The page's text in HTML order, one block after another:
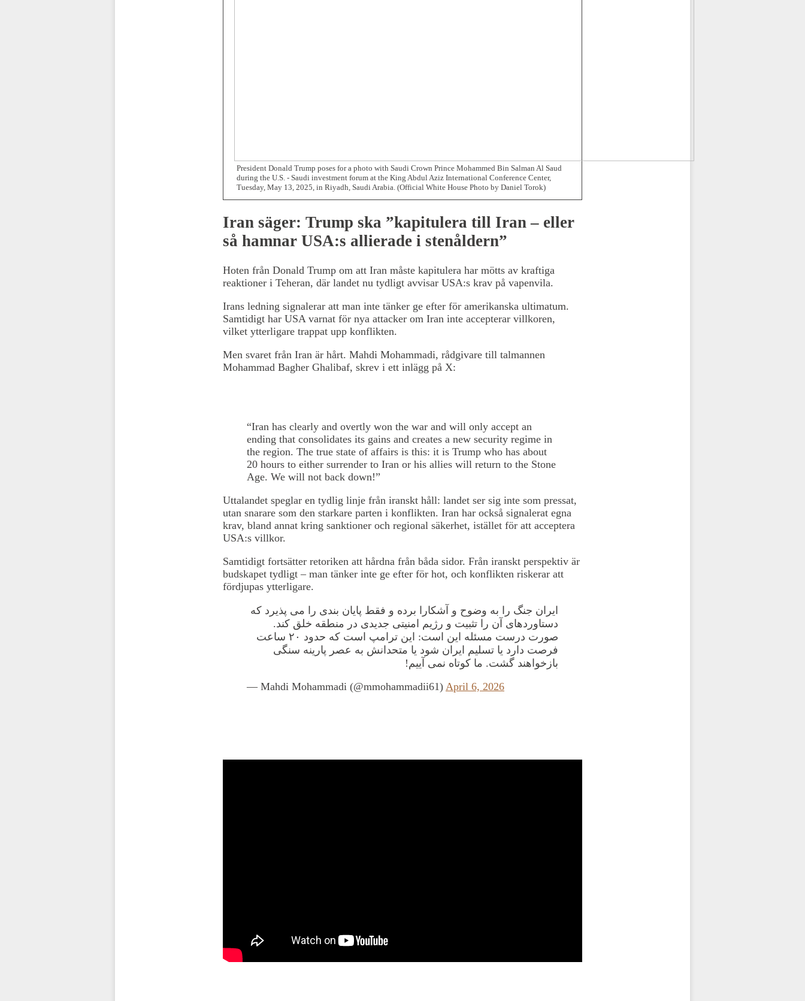
President Donald Trump poses for a photo with Saudi Crown Prince Mohammed Bin Salman Al Saud
during the U.S. - Saudi investment forum at the King Abdul Aziz International Conference Center,
Tuesday, May 13, 2025, in Riyadh, Saudi Arabia. (Official White House Photo by Daniel Torok)
Iran säger: Trump ska ”kapitulera till Iran – eller
så hamnar USA:s allierade i stenåldern”
Hoten från Donald Trump om att Iran måste kapitulera har mötts av kraftiga
reaktioner i Teheran, där landet nu tydligt avvisar USA:s krav på vapenvila.
Irans ledning signalerar att man inte tänker ge efter för amerikanska ultimatum.
Samtidigt har USA varnat för nya attacker om Iran inte accepterar villkoren,
vilket ytterligare trappat upp konflikten.
Men svaret från Iran är hårt. Mahdi Mohammadi, rådgivare till talmannen
Mohammad Bagher Ghalibaf, skrev i ett inlägg på X:
“Iran has clearly and overtly won the war and will only accept an
ending that consolidates its gains and creates a new security regime in
the region. The true state of affairs is this: it is Trump who has about
20 hours to either surrender to Iran or his allies will return to the Stone
Age. We will not back down!”
Uttalandet speglar en tydlig linje från iranskt håll: landet ser sig inte som pressat,
utan snarare som den starkare parten i konflikten. Iran har också signalerat egna
krav, bland annat kring sanktioner och regional säkerhet, istället för att acceptera
USA:s villkor.
Samtidigt fortsätter retoriken att hårdna från båda sidor. Från iranskt perspektiv är
budskapet tydligt – man tänker inte ge efter för hot, och konflikten riskerar att
fördjupas ytterligare.
ایران جنگ‌ را به وضوح و آشکارا برده و فقط پایان بندی را می پذیرد که
دستاوردهای آن را تثبیت و رژیم امنیتی جدیدی در منطقه خلق کند.
صورت درست مسئله این است: این ترامپ است که حدود ۲۰ ساعت
فرصت دارد یا تسلیم ایران شود یا متحدانش به عصر پارینه سنگی
بازخواهند گشت. ما کوتاه نمی آییم!
— Mahdi Mohammadi (@mmohammadii61) April 6, 2026